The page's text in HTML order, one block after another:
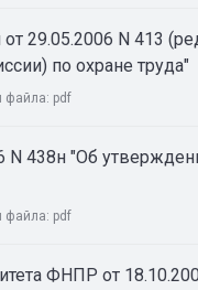
29.05.2006 N 413
по охране труда"
файла: pdf
N 438н "Об
файла: pdf
ФНПР от